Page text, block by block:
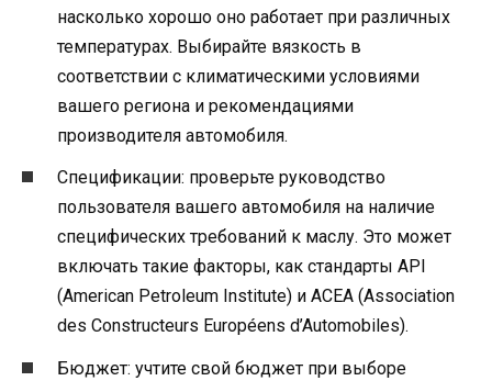
насколько хорошо оно работает при различных
температурах. Выбирайте вязкость в
соответствии с климатическими условиями
вашего региона и рекомендациями
производителя автомобиля.
Спецификации: проверьте руководство
пользователя вашего автомобиля на наличие
специфических требований к маслу. Это может
включать такие факторы, как стандарты API
(American Petroleum Institute) и ACEA (Association
des Constructeurs Européens d’Automobiles).
Бюджет: учтите свой бюджет при выборе